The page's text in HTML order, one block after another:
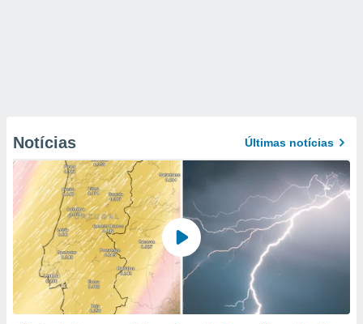
Notícias Últimas notícias